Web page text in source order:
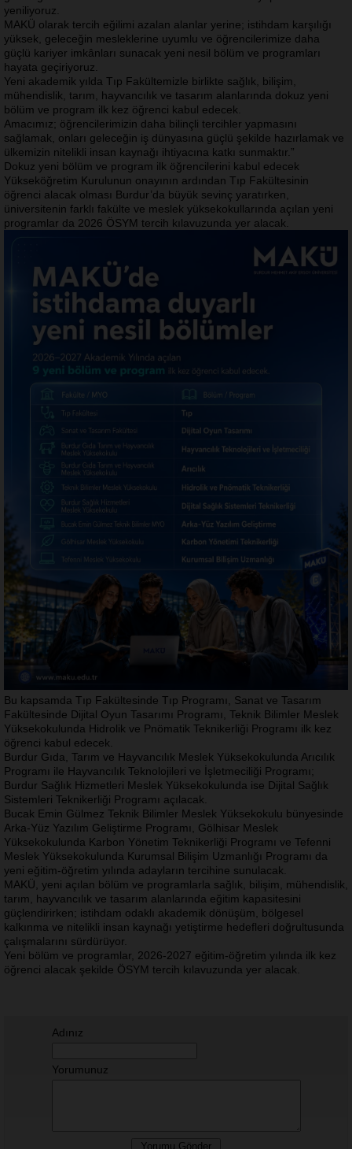
yeniliyoruz.
MAKÜ olarak tercih eğilimi azalan alanlar yerine; istihdam karşılığı
yüksek, geleceğin mesleklerine uyumlu ve öğrencilerimize daha
güçlü kariyer imkânları sunacak yeni nesil bölüm ve programları
hayata geçiriyoruz.
Yeni akademik yılda Tıp Fakültemizle birlikte sağlık, bilişim,
mühendislik, tarım, hayvancılık ve tasarım alanlarında dokuz yeni
bölüm ve program ilk kez öğrenci kabul edecek.
Amacımız; öğrencilerimizin daha bilinçli tercihler yapmasını
sağlamak, onları geleceğin iş dünyasına güçlü şekilde hazırlamak ve
ülkemizin nitelikli insan kaynağı ihtiyacına katkı sunmaktır.”
Dokuz yeni bölüm ve program ilk öğrencilerini kabul edecek
Yükseköğretim Kurulunun onayının ardından Tıp Fakültesinin
öğrenci alacak olması Burdur’da büyük sevinç yaratırken,
üniversitenin farklı fakülte ve meslek yüksekokullarında açılan yeni
programlar da 2026 ÖSYM tercih kılavuzunda yer alacak.
Bu kapsamda Tıp Fakültesinde Tıp Programı, Sanat ve Tasarım
Fakültesinde Dijital Oyun Tasarımı Programı, Teknik Bilimler Meslek
Yüksekokulunda Hidrolik ve Pnömatik Teknikerliği Programı ilk kez
öğrenci kabul edecek.
Burdur Gıda, Tarım ve Hayvancılık Meslek Yüksekokulunda Arıcılık
Programı ile Hayvancılık Teknolojileri ve İşletmeciliği Programı;
Burdur Sağlık Hizmetleri Meslek Yüksekokulunda ise Dijital Sağlık
Sistemleri Teknikerliği Programı açılacak.
Bucak Emin Gülmez Teknik Bilimler Meslek Yüksekokulu bünyesinde
Arka-Yüz Yazılım Geliştirme Programı, Gölhisar Meslek
Yüksekokulunda Karbon Yönetim Teknikerliği Programı ve Tefenni
Meslek Yüksekokulunda Kurumsal Bilişim Uzmanlığı Programı da
yeni eğitim-öğretim yılında adayların tercihine sunulacak.
MAKÜ, yeni açılan bölüm ve programlarla sağlık, bilişim, mühendislik,
tarım, hayvancılık ve tasarım alanlarında eğitim kapasitesini
güçlendirirken; istihdam odaklı akademik dönüşüm, bölgesel
kalkınma ve nitelikli insan kaynağı yetiştirme hedefleri doğrultusunda
çalışmalarını sürdürüyor.
Yeni bölüm ve programlar, 2026-2027 eğitim-öğretim yılında ilk kez
öğrenci alacak şekilde ÖSYM tercih kılavuzunda yer alacak.
Adınız
Yorumunuz